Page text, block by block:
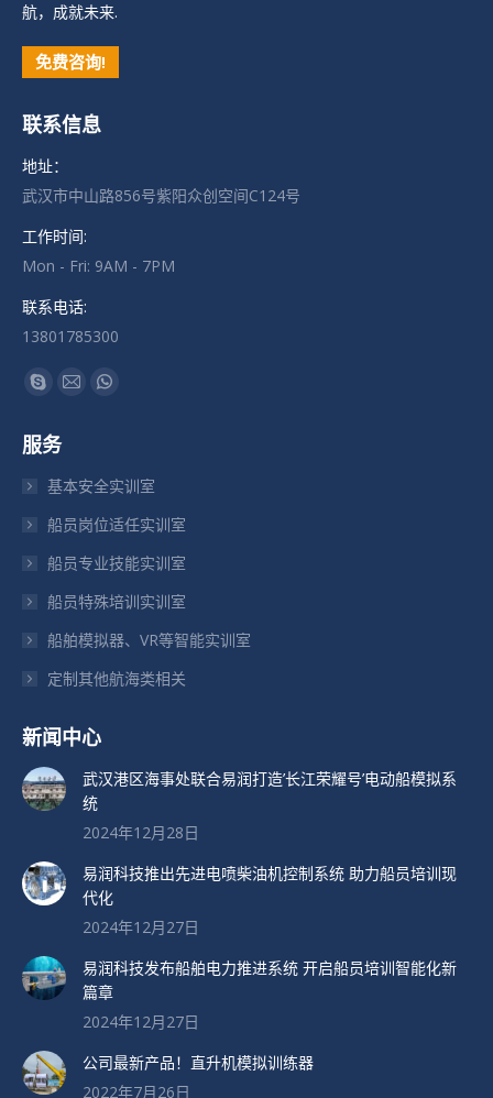
航，成就未来.
免费咨询!
联系信息
地址：
武汉市中山路856号紫阳众创空间C124号
工作时间:
Mon - Fri: 9AM - 7PM
联系电话:
13801785300
找到我们：
Skype
在
新
口
中
打
Mail
新
口
中
打
Whatsapp
新
口
中
打
服务
基本安全实训室
船员岗位适任实训室
船员专业技能实训室
船员特殊培训实训室
船舶模拟器、VR等智能实训室
定制其他航海类相关
新闻中心
武汉港区海事处联合易润打造’长江荣耀号’电动船模拟系
统
2024年12月28日
易润科技推出先进电喷柴油机控制系统 助力船员培训现
代化
2024年12月27日
易润科技发布船舶电力推进系统 开启船员培训智能化新
篇章
2024年12月27日
公司最新产品！直升机模拟训练器
2022年7月26日